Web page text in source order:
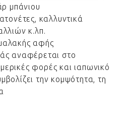
μπάνιου
καλλυντικά
κ.λπ.
αφής
αναφέρεται στο
φορές και ιαπωνικό
την κομψότητα, τη